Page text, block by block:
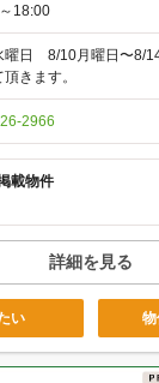
18:00
曜日 8/10月曜日〜8/
きます。
2966
載物件
詳細を見る
い